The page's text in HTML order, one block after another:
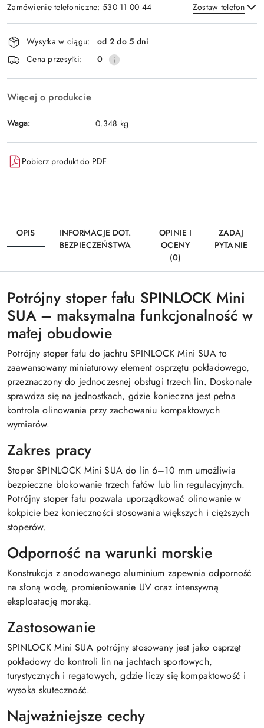
Zamówienie telefoniczne: 530 11 00 44 Zostaw telefon
Wyślij
Dostępność
i
dostawa
Wysyłka w ciągu:
od 2 do 5 dni
Cena przesyłki:
0
Więcej o produkcie
Waga: 0.348 kg
Pobierz produkt do PDF
OPIS
INFORMACJE DOT.
BEZPIECZEŃSTWA
OPINIE I
OCENY
(0)
ZADAJ
PYTANIE
Potrójny stoper fału SPINLOCK Mini
SUA – maksymalna funkcjonalność w
małej obudowie
Potrójny stoper fału do jachtu SPINLOCK Mini SUA to
zaawansowany miniaturowy element osprzętu pokładowego,
przeznaczony do jednoczesnej obsługi trzech lin. Doskonale
sprawdza się na jednostkach, gdzie konieczna jest pełna
kontrola olinowania przy zachowaniu kompaktowych
wymiarów.
Zakres pracy
Stoper SPINLOCK Mini SUA do lin 6–10 mm umożliwia
bezpieczne blokowanie trzech fałów lub lin regulacyjnych.
Potrójny stoper fału pozwala uporządkować olinowanie w
kokpicie bez konieczności stosowania większych i cięższych
stoperów.
Odporność na warunki morskie
Konstrukcja z anodowanego aluminium zapewnia odporność
na słoną wodę, promieniowanie UV oraz intensywną
eksploatację morską.
Zastosowanie
SPINLOCK Mini SUA potrójny stosowany jest jako osprzęt
pokładowy do kontroli lin na jachtach sportowych,
turystycznych i regatowych, gdzie liczy się kompaktowość i
wysoka skuteczność.
Najważniejsze cechy